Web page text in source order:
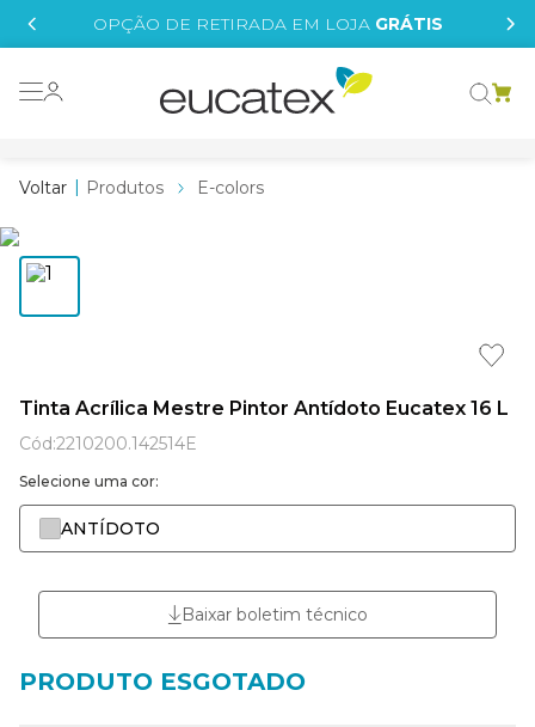
OPÇÃO DE RETIRADA EM LOJA GRÁTIS
Produtos E-colors
Tinta Acrílica Mestre Pintor Antídoto Eucatex 16 L
Cód:2210200.142514E
Selecione uma cor:
ANTÍDOTO
Baixar boletim técnico
tinta
tinta